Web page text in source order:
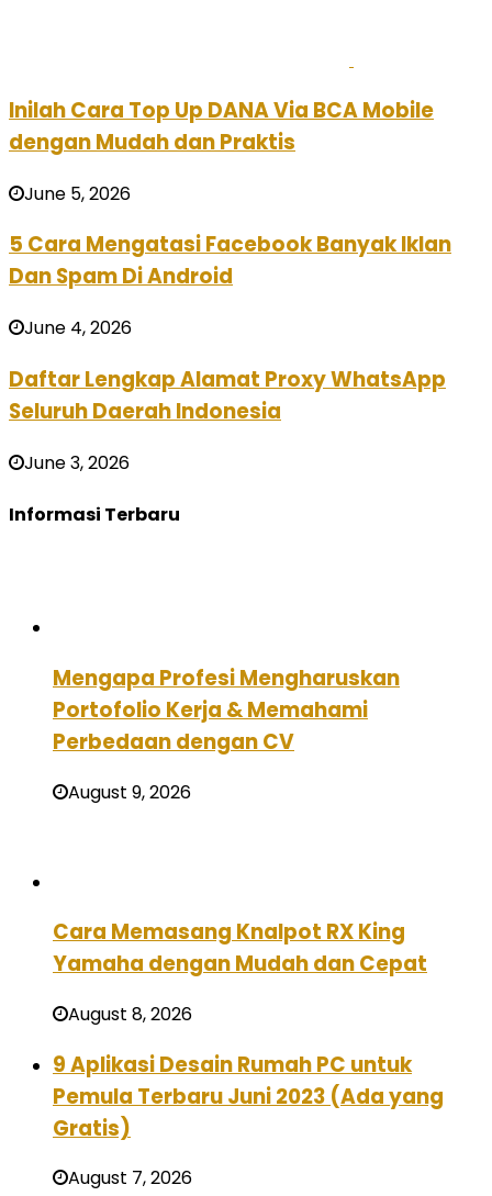
Inilah Cara Top Up DANA Via BCA Mobile
dengan Mudah dan Praktis
June 5, 2026
5 Cara Mengatasi Facebook Banyak Iklan
Dan Spam Di Android
June 4, 2026
Daftar Lengkap Alamat Proxy WhatsApp
Seluruh Daerah Indonesia
June 3, 2026
Informasi Terbaru
Mengapa Profesi Mengharuskan
Portofolio Kerja & Memahami
Perbedaan dengan CV
August 9, 2026
Cara Memasang Knalpot RX King
Yamaha dengan Mudah dan Cepat
August 8, 2026
9 Aplikasi Desain Rumah PC untuk
Pemula Terbaru Juni 2023 (Ada yang
Gratis)
August 7, 2026